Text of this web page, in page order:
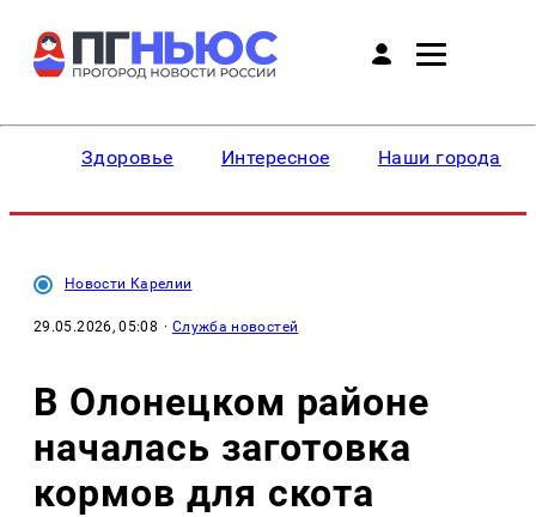
Здоровье Интересное Наши города
Новости Карелии
29.05.2026, 05:08 · Служба новостей
В Олонецком районе
началась заготовка
кормов для скота